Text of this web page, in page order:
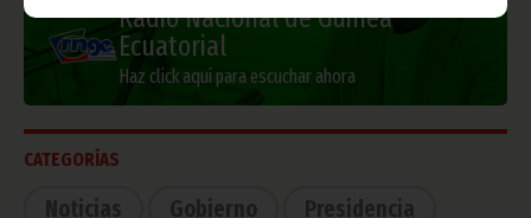
Radio Nacional de Guinea
Ecuatorial
Haz click aquí para escuchar ahora
CATEGORÍAS
Noticias Gobierno
Presidencia